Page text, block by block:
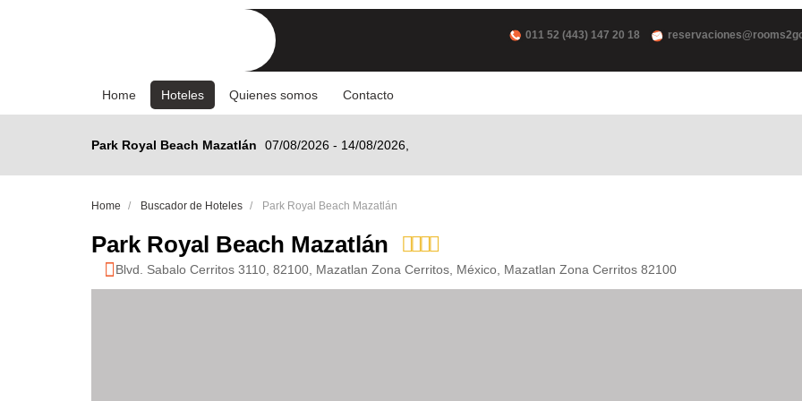
011 52 (443) 147 20 18
Home Hoteles(current)Quienes somos Contacto
Park Royal Beach Mazatlán 07/08/2026 - 14/08/2026,
Home Buscador de Hoteles Park Royal Beach Mazatlán
Park Royal Beach Mazatlán
Blvd. Sabalo Cerritos 3110, 82100, Mazatlan Zona Cerritos, México, Mazatlan Zona Cerritos 82100